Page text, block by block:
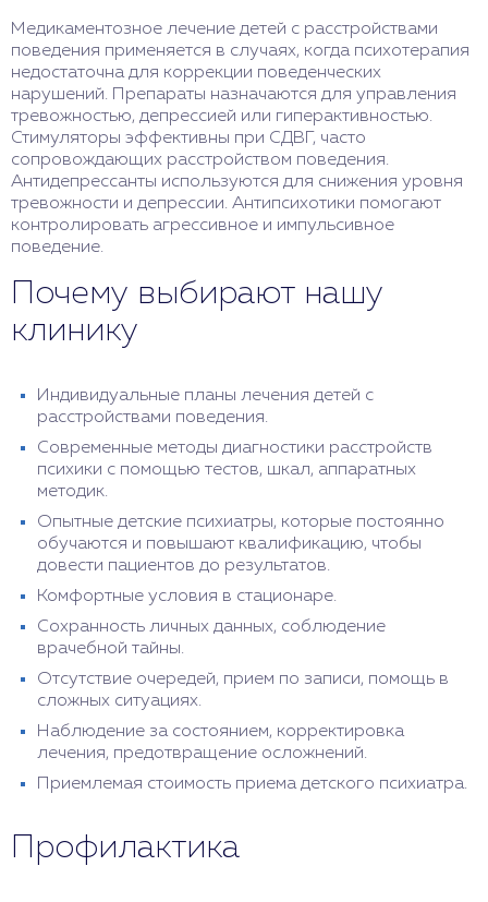
Медикаментозное лечение детей с расстройствами
поведения применяется в случаях, когда психотерапия
недостаточна для коррекции поведенческих
нарушений. Препараты назначаются для управления
тревожностью, депрессией или гиперактивностью.
Стимуляторы эффективны при СДВГ, часто
сопровождающих расстройством поведения.
Антидепрессанты используются для снижения уровня
тревожности и депрессии. Антипсихотики помогают
контролировать агрессивное и импульсивное
поведение.
Почему выбирают нашу
клинику
Индивидуальные планы лечения детей с
расстройствами поведения.
Современные методы диагностики расстройств
психики с помощью тестов, шкал, аппаратных
методик.
Опытные детские психиатры, которые постоянно
обучаются и повышают квалификацию, чтобы
довести пациентов до результатов.
Комфортные условия в стационаре.
Сохранность личных данных, соблюдение
врачебной тайны.
Отсутствие очередей, прием по записи, помощь в
сложных ситуациях.
Наблюдение за состоянием, корректировка
лечения, предотвращение осложнений.
Приемлемая стоимость приема детского психиатра.
Профилактика